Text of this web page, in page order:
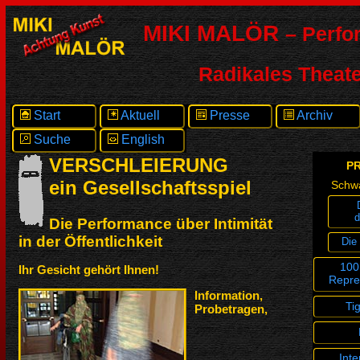
MIKI MALÖR–
Radikales
Start Aktuell Presse
Archiv
Suche
English
VERSCHLEIERUNG
ein Gesellschaftsspiel
Die Performance über Intimität
in der Öffentlichkeit
Ihr Gesicht gehört Ihnen!
Information,
Probetragen,